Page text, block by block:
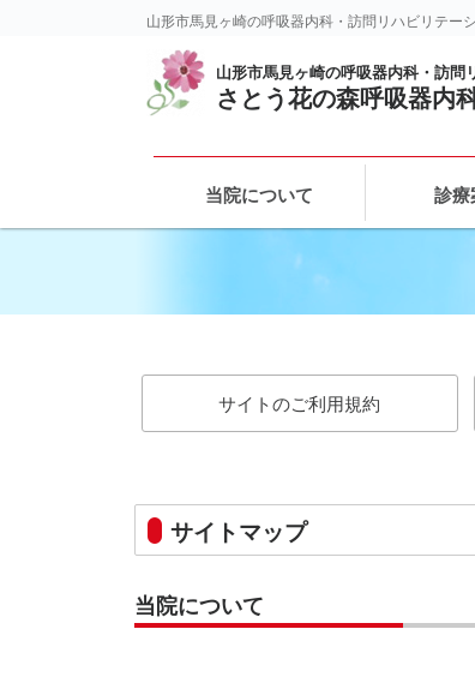
山形市馬見ヶ崎の呼吸器内科・訪問リハビリテー
山形市馬見ヶ崎の呼吸器内科・訪問
さとう花の森呼吸器内
当院について 診療
サイトのご利用規約
サイトマップ
当院について